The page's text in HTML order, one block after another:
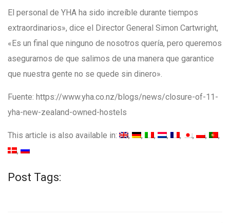
El personal de YHA ha sido increíble durante tiempos
extraordinarios», dice el Director General Simon Cartwright,
«Es un final que ninguno de nosotros quería, pero queremos
asegurarnos de que salimos de una manera que garantice
que nuestra gente no se quede sin dinero».
Fuente: https://www.yha.co.nz/blogs/news/closure-of-11-
yha-new-zealand-owned-hostels
This article is also available in:
Post Tags: